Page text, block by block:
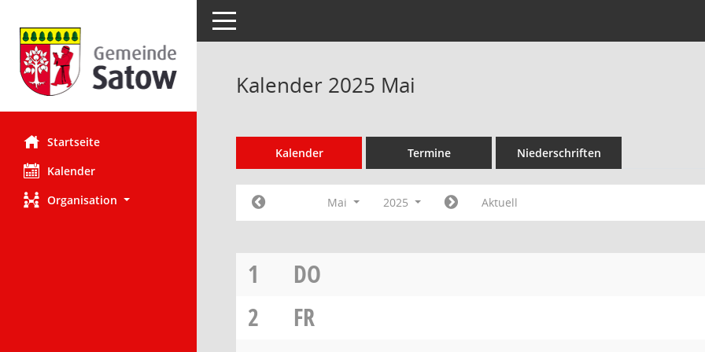
Startseite
Kalender
Organisation
Toggle navigation
Kalender 2025 Mai
Kalender Termine Niederschriften
Mai 2025 Aktuell
1
DO
2
FR